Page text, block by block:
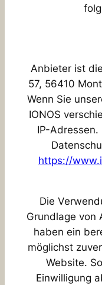
Anbieter ist
57, 56410
Wenn Sie
IONOS
IP-
https://
Die
Grundlage von
haben ein
möglichst
Website.
Einwilligung